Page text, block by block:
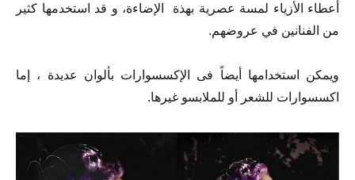
أعطاء الأزياء لمسة عصرية بهذة الإضاءة، و قد استخدمها كثير
من الفنانين في عروضهم.
ويمكن استخدامها أيضاً فى الإكسسوارات بألوان عديدة ، إما
اكسسوارات للشعر أو للملابسو غيرها.